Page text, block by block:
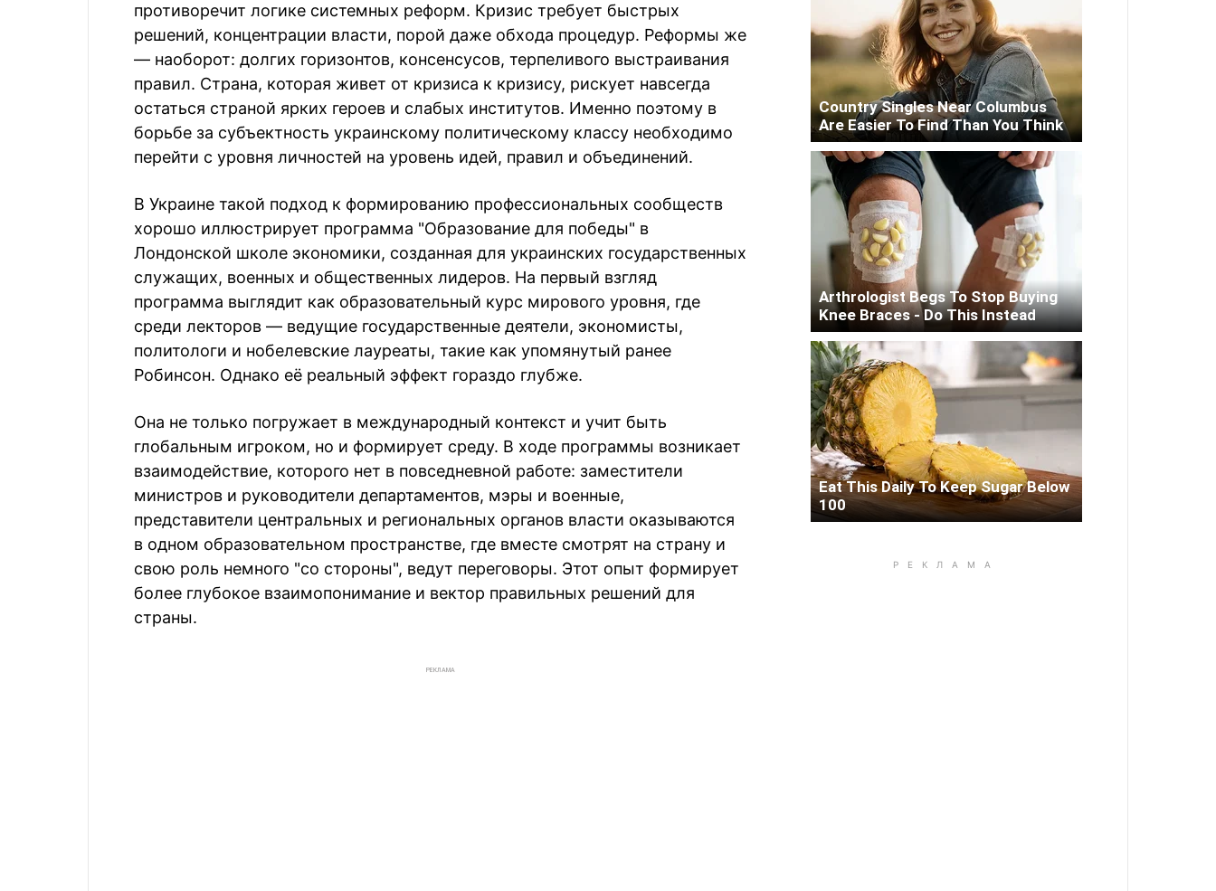
противоречит логике системных реформ. Кризис требует быстрых
решений, концентрации власти, порой даже обхода процедур. Реформы же
— наоборот: долгих горизонтов, консенсусов, терпеливого выстраивания
правил. Страна, которая живет от кризиса к кризису, рискует навсегда
остаться страной ярких героев и слабых институтов. Именно поэтому в
борьбе за субъектность украинскому политическому классу необходимо
перейти с уровня личностей на уровень идей, правил и объединений.
В Украине такой подход к формированию профессиональных сообществ
хорошо иллюстрирует программа "Образование для победы" в
Лондонской школе экономики, созданная для украинских государственных
служащих, военных и общественных лидеров. На первый взгляд
программа выглядит как образовательный курс мирового уровня, где
среди лекторов — ведущие государственные деятели, экономисты,
политологи и нобелевские лауреаты, такие как упомянутый ранее
Робинсон. Однако её реальный эффект гораздо глубже.
Она не только погружает в международный контекст и учит быть
глобальным игроком, но и формирует среду. В ходе программы возникает
взаимодействие, которого нет в повседневной работе: заместители
министров и руководители департаментов, мэры и военные,
представители центральных и региональных органов власти оказываются
в одном образовательном пространстве, где вместе смотрят на страну и
свою роль немного "со стороны", ведут переговоры. Этот опыт формирует
более глубокое взаимопонимание и вектор правильных решений для
страны.
РЕКЛАМА